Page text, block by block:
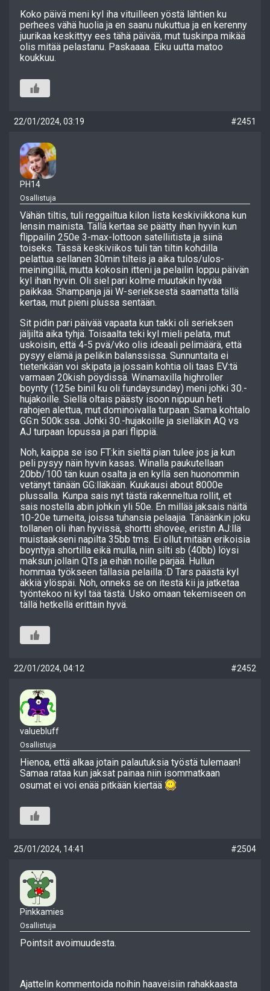
Koko päivä meni kyl iha vituilleen yöstä lähtien ku
perhees vähä huolia ja en saanu nukuttua ja en kerenny
juurikaa keskittyy ees tähä päivää, mut tuskinpa mikää
olis mitää pelastanu. Paskaaaa. Eiku uutta matoo
koukkuu.
22/01/2024, 03:19 #2451
PH14
Osallistuja
Vähän tiltis, tuli reggailtua kilon lista keskiviikkona kun
lensin mainista. Tällä kertaa se päätty ihan hyvin kun
flippailin 250e 3-max-lottoon satelliitista ja siinä
toiseks. Tässä keskiviikos tuli tän tiltin kohdilla
pelattua sellanen 30min tilteis ja aika tulos/ulos-
meiningillä, mutta kokosin itteni ja pelailin loppu päivän
kyl ihan hyvin. Oli siel pari kolme muutakin hyvää
paikkaa. Shampanja jäi W-serieksestä saamatta tällä
kertaa, mut pieni plussa sentään.
Sit pidin pari päivää vapaata kun takki oli serieksen
jäljiltä aika tyhjä. Toisaalta teki kyl mieli pelata, mut
uskoisin, että 4-5 pvä/vko olis ideaali pelimäärä, että
pysyy elämä ja pelikin balanssissa. Sunnuntaita ei
tietenkään voi skipata ja jossain kohtia oli taas EV:tä
varmaan 20kish pöydissä. Winamaxilla highroller
boynty (125e binil ku oli fundaysunday) meni johki 30.-
hujakoille. Siellä oltais päästy isoon nippuun heti
rahojen alettua, mut dominoivalla turpaan. Sama kohtalo
GG:n 500k:ssa. Johki 30.-hujakoille ja sielläkin AQ vs
AJ turpaan lopussa ja pari flippiä.
Noh, kaippa se iso FT:kin sieltä pian tulee jos ja kun
peli pysyy näin hyvin kasas. Winalla paukutellaan
20bb/100 tän kuun osalta ja en kyllä sen huonommin
vetänyt tänään GG:lläkään. Kuukausi about 8000e
plussalla. Kunpa sais nyt tästä rakenneltua rollit, et
sais nostella abin johkin yli 50e. En millää jaksais näitä
10-20e turneita, joissa tuhansia pelaajia. Tänäänkin joku
tollanen oli ihan hyvissä, shortti shovee, eristin AJ:llä
muistaakseni napilta 35bb tms. Ei ollut mitään erikoisia
boyntyja shortilla eikä mulla, niin silti sb (40bb) löysi
maksun jollain QTs ja eihän noille pärjää. Hullun
hommaa työkseen tällasia pelailla :D Tars päästä kyl
äkkiä ylöspäi. Noh, onneks se on itestä kii ja jatketaa
työntekoo ni kyl tää tästä. Usko omaan tekemiseen on
tällä hetkellä erittäin hyvä.
22/01/2024, 04:12 #2452
valuebluff
Osallistuja
Hienoa, että alkaa jotain palautuksia työstä tulemaan!
Samaa rataa kun jaksat painaa niin isommatkaan
osumat ei voi enää pitkään kiertää
25/01/2024, 14:41 #2504
Pinkkamies
Osallistuja
Pointsit avoimuudesta.
Ajattelin kommentoida noihin haaveisiin rahakkaasta